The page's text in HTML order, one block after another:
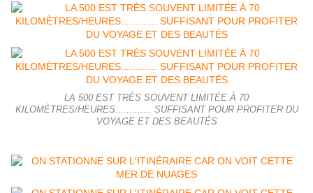
LA 500 EST TRÈS SOUVENT LIMITÉE À 70
KILOMÈTRES/HEURES............. SUFFISANT POUR PROFITER DU
VOYAGE ET DES BEAUTÉS